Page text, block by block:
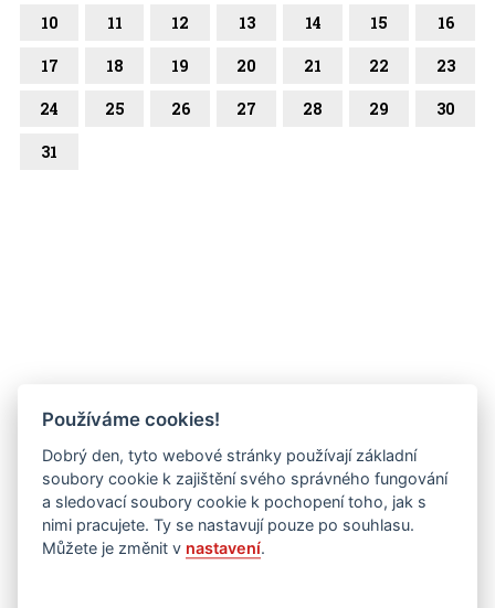
10 11 12 13 14 15 16
17 18 19 20 21 22 23
24 25 26 27 28 29 30
31
Používáme cookies!
Dobrý den, tyto webové stránky používají základní
soubory cookie k zajištění svého správného fungování
a sledovací soubory cookie k pochopení toho, jak s
nimi pracujete. Ty se nastavují pouze po souhlasu.
Můžete je změnit v nastavení.